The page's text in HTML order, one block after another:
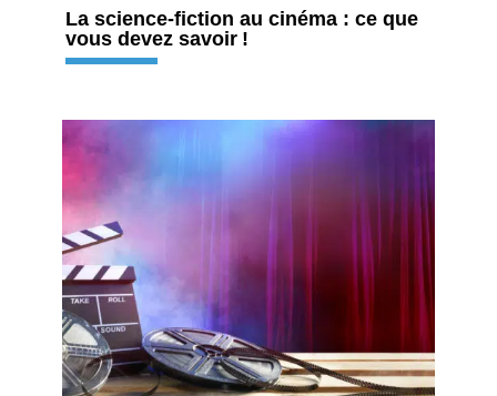
La science-fiction au cinéma : ce que
vous devez savoir !